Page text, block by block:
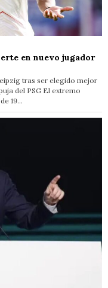
en nuevo jugador
tras ser elegido mejor
del PSG El extremo
19…